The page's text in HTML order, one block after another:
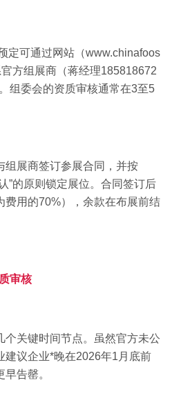
定可通过网站（www.chinafoos
方组展商（蒋经理185818672
组委会的资质审核通常在3至5
组展商签订参展合同，并按
”的原则锁定展位。合同签订后
费用的70%），余款在布展前结
审核
个关键时间节点。虽然官方未公
建议企业*晚在2026年1月底前
告罄。